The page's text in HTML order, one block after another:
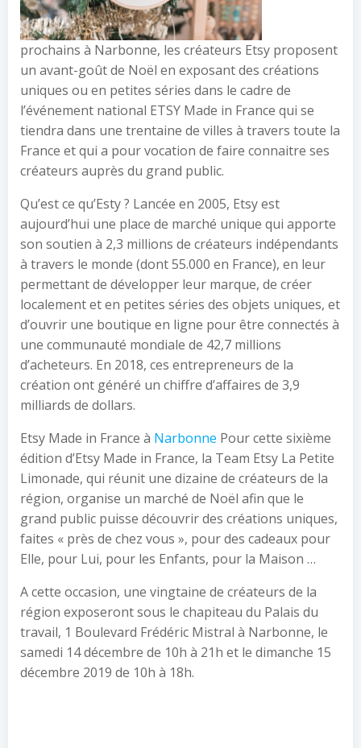
prochains à Narbonne, les créateurs Etsy proposent
un avant-goût de Noël en exposant des créations
uniques ou en petites séries dans le cadre de
l’événement national ETSY Made in France qui se
tiendra dans une trentaine de villes à travers toute la
France et qui a pour vocation de faire connaitre ses
créateurs auprès du grand public.
Qu’est ce qu’Esty ? Lancée en 2005, Etsy est
aujourd’hui une place de marché unique qui apporte
son soutien à 2,3 millions de créateurs indépendants
à travers le monde (dont 55.000 en France), en leur
permettant de développer leur marque, de créer
localement et en petites séries des objets uniques, et
d’ouvrir une boutique en ligne pour être connectés à
une communauté mondiale de 42,7 millions
d’acheteurs. En 2018, ces entrepreneurs de la
création ont généré un chiffre d’affaires de 3,9
milliards de dollars.
Etsy Made in France à Narbonne Pour cette sixième
édition d’Etsy Made in France, la Team Etsy La Petite
Limonade, qui réunit une dizaine de créateurs de la
région, organise un marché de Noël afin que le
grand public puisse découvrir des créations uniques,
faites « près de chez vous », pour des cadeaux pour
Elle, pour Lui, pour les Enfants, pour la Maison …
A cette occasion, une vingtaine de créateurs de la
région exposeront sous le chapiteau du Palais du
travail, 1 Boulevard Frédéric Mistral à Narbonne, le
samedi 14 décembre de 10h à 21h et le dimanche 15
décembre 2019 de 10h à 18h.